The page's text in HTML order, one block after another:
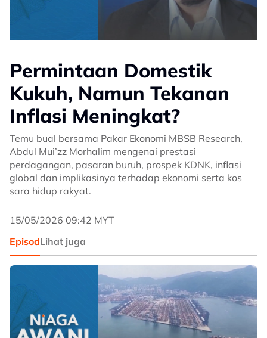
Permintaan Domestik
Kukuh, Namun Tekanan
Inflasi Meningkat?
Temu bual bersama Pakar Ekonomi MBSB Research,
Abdul Mui’zz Morhalim mengenai prestasi
perdagangan, pasaran buruh, prospek KDNK, inflasi
global dan implikasinya terhadap ekonomi serta kos
sara hidup rakyat.
15/05/2026 09:42 MYT
EpisodLihat juga